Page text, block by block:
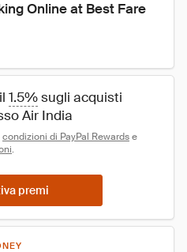
Online at Best Fare
1.5% sugli acquisti
Air India
condizioni di PayPal Rewards e
.
premi